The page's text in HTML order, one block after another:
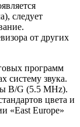
следует
от других
программ
систему звука.
B/G (5.5 MHz).
цвета и
«East Europe»